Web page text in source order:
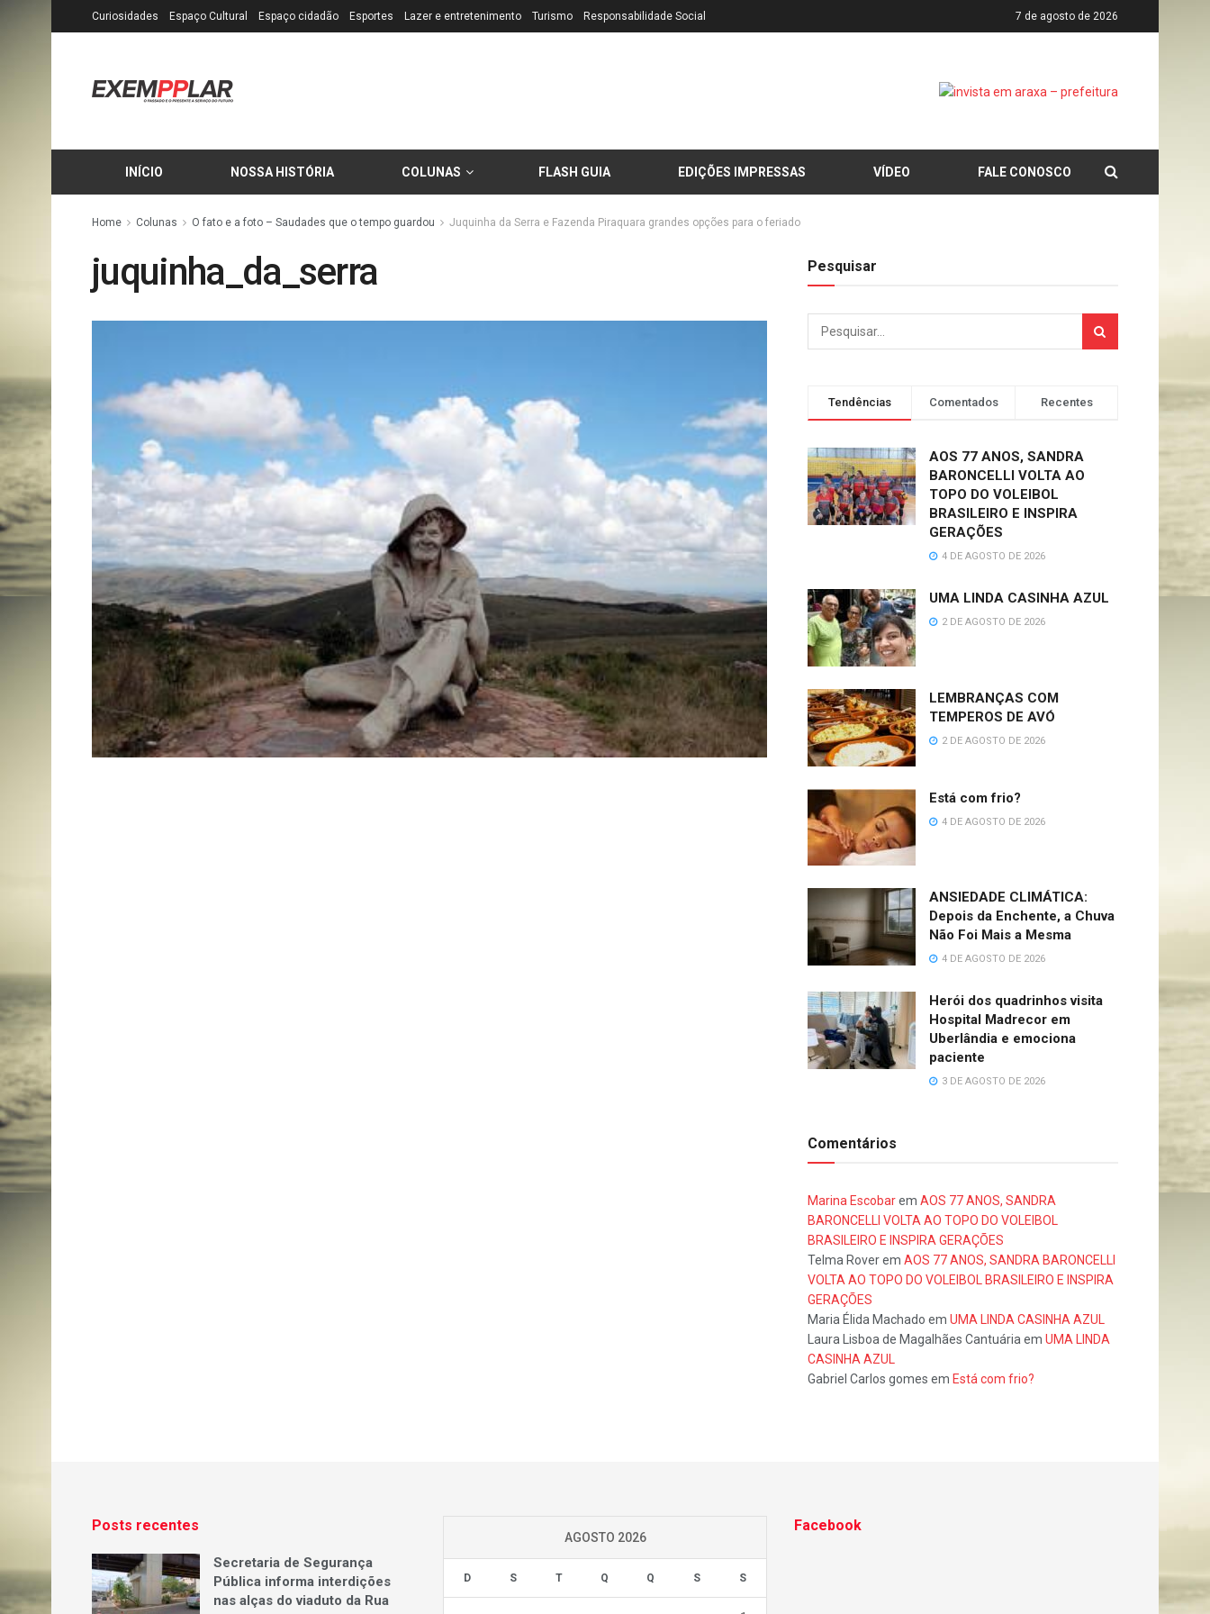
Curiosidades Espaço Cultural Espaço cidadão Esportes Lazer e entretenimento Turismo Responsabilidade Social 7 de agosto de 2026
INÍCIO NOSSA HISTÓRIA COLUNAS FLASH GUIA EDIÇÕES IMPRESSAS VÍDEO FALE CONOSCO
Home Colunas O fato e a foto – Saudades que o tempo guardou Juquinha da Serra e Fazenda Piraquara grandes opções para o feriado
juquinha_da_serra Pesquisar
Tendências Comentados Recentes
AOS 77 ANOS, SANDRA
BARONCELLI VOLTA AO
TOPO DO VOLEIBOL
BRASILEIRO E INSPIRA
GERAÇÕES
4 DE AGOSTO DE 2026
UMA LINDA CASINHA AZUL
2 DE AGOSTO DE 2026
LEMBRANÇAS COM
TEMPEROS DE AVÓ
2 DE AGOSTO DE 2026
Está com frio?
4 DE AGOSTO DE 2026
ANSIEDADE CLIMÁTICA:
Depois da Enchente, a Chuva
Não Foi Mais a Mesma
4 DE AGOSTO DE 2026
Herói dos quadrinhos visita
Hospital Madrecor em
Uberlândia e emociona
paciente
3 DE AGOSTO DE 2026
Comentários
Marina Escobarem AOS 77 ANOS, SANDRA
BARONCELLI VOLTA AO TOPO DO VOLEIBOL
BRASILEIRO E INSPIRA GERAÇÕES
Telma Roverem AOS 77 ANOS, SANDRA BARONCELLI
VOLTA AO TOPO DO VOLEIBOL BRASILEIRO E INSPIRA
GERAÇÕES
Maria Élida Machado em UMA LINDA CASINHA AZUL
Laura Lisboa de Magalhães Cantuáriaem UMA LINDA
CASINHA AZUL
Gabriel Carlos gomes em Está com frio?
Posts recentes
Secretaria de Segurança
Pública informa interdições
nas alças do viaduto da Rua
AGOSTO 2026
D S T Q Q S S
Facebook